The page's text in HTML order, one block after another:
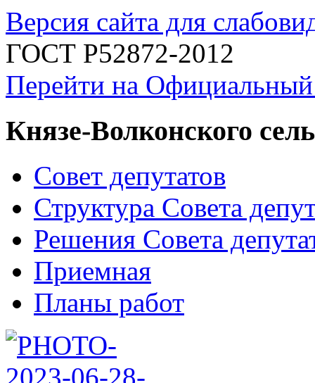
Версия сайта для
ГОСТ Р52872-2012
Перейти на
Князе-Волконского
Совет депутатов
Структура Совета
Решения Совета
Приемная
Планы работ